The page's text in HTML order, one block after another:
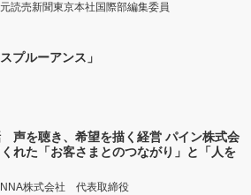
読売新聞東京本社国際部編集委員
プルーアンス」
声を聴き、希望を描く経営 パイン株式会
れた「お客さまとのつながり」と「人を
NNA株式会社 代表取締役